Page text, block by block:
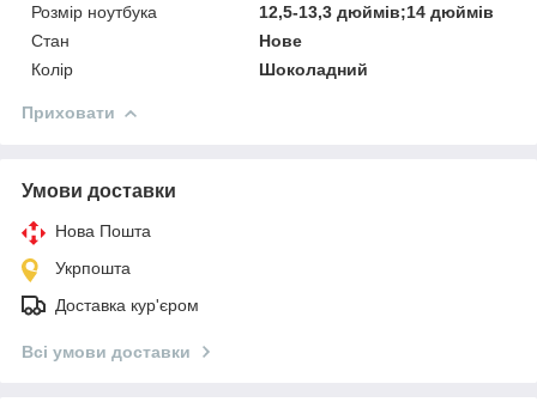
Розмір ноутбука
12,5-13,3 дюймів;14 дюймів
Стан
Нове
Колір
Шоколадний
Приховати
Умови доставки
Нова Пошта
Укрпошта
Доставка кур'єром
Всі умови доставки